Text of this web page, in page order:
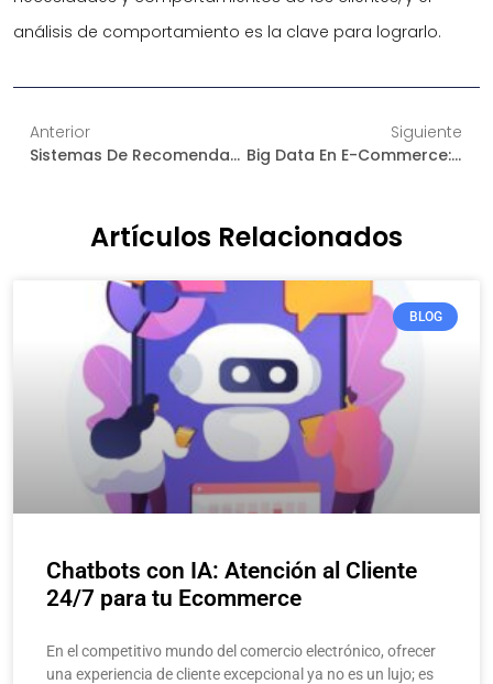
análisis de comportamiento es la clave para lograrlo.
Anterior
Sistemas De Recomendación De Productos: La IA Que Entiende Y Conquista A Tus Clientes
Siguiente
Big Data En E-Commerce: Cómo Usar Grandes Datos Para Impulsar Tus Ventas
Artículos Relacionados
BLOG
Chatbots con IA: Atención al Cliente
24/7 para tu Ecommerce
En el competitivo mundo del comercio electrónico, ofrecer
una experiencia de cliente excepcional ya no es un lujo; es